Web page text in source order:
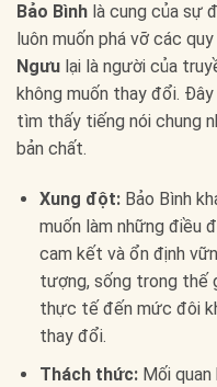
Bảo Bình là cung của sự
luôn muốn phá vỡ các
Ngưu lại là người của
không muốn thay đổi.
tìm thấy tiếng nói chung
bản chất.
Xung đột:Bảo Bình
muốn làm những điều
cam kết và ổn định
tượng, sống trong thế
thực tế đến mức đôi
thay đổi.
Thách thức:Mối quan